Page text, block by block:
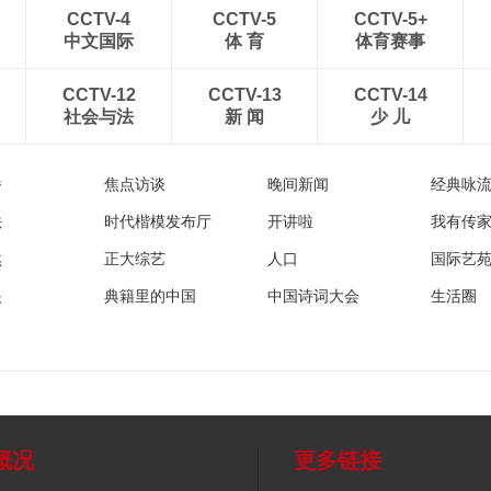
CCTV-4
中文国际
CCTV-5
体 育
CCTV-5+
体育赛事
CCTV-12
社会与法
CCTV-13
新 闻
CCTV-14
少 儿
焦点访谈 晚间新闻 经典咏
时代楷模发布厅 开讲啦 我有传
正大综艺 人口 国际艺苑
典籍里的中国 中国诗词大会 生活圈
况 更多链接